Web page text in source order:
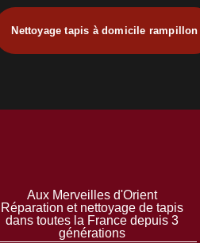
Nettoyage tapis à domicile rampillon
Aux Merveilles d'Orient
Réparation et nettoyage de tapis
dans toutes la France depuis 3
générations